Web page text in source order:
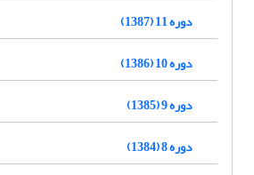
دوره 11 (1387)
دوره 10 (1386)
دوره 9 (1385)
دوره 8 (1384)